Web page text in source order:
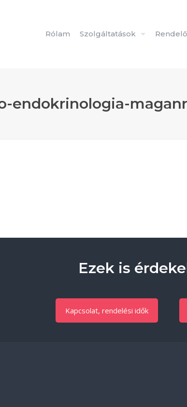
Rólam Szolgáltatások
endokrinologia-
Ezek is
Kapcsolat, rendelési idők